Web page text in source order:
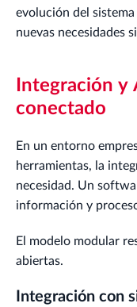
evolución del
nuevas necesidades
Integración y
conectado
En un entorno
herramientas, la
necesidad. Un
información y
El modelo modular
abiertas.
Integración con